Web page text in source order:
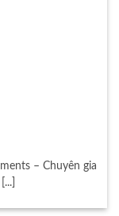
– Chuyên gia